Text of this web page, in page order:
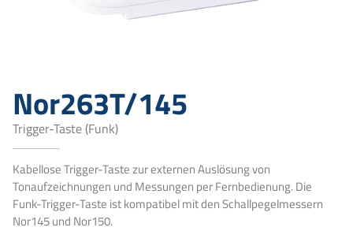
Nor263T/145
Trigger-Taste (Funk)
Kabellose Trigger-Taste zur externen Auslösung von
Tonaufzeichnungen und Messungen per Fernbedienung. Die
Funk-Trigger-Taste ist kompatibel mit den Schallpegelmessern
Nor145 und Nor150.